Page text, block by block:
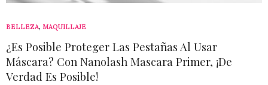
BELLEZA, MAQUILLAJE
¿Es Posible Proteger Las Pestañas Al Usar
Máscara? Con Nanolash Mascara Primer, ¡De
Verdad Es Posible!